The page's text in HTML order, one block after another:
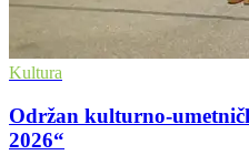
Kultura
Održan kulturno-
2026“